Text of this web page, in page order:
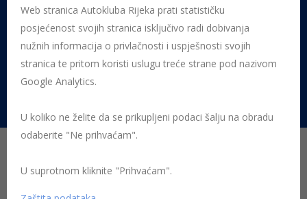
051 212 442 Centrala
Pon - Pet 08:00 - 16:00
Rujevica 9/1, 51000 Rijeka
“1. Quattro river rally”
otvara novu sezonu
Web stranica Autokluba Rijeka prati statističku
posjećenost svojih stranica isključivo radi dobivanja
nužnih informacija o privlačnosti i uspješnosti svojih
stranica te pritom koristi uslugu treće strane pod nazivom
Google Analytics.
U koliko ne želite da se prikupljeni podaci šalju na obradu
odaberite "Ne prihvaćam".
U suprotnom kliknite "Prihvaćam".